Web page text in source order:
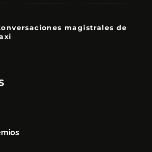
magistrales de